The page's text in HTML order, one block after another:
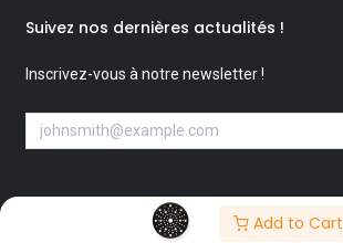
Add to Cart
Suivez nos dernières actualités !
Inscrivez-vous à notre newsletter !